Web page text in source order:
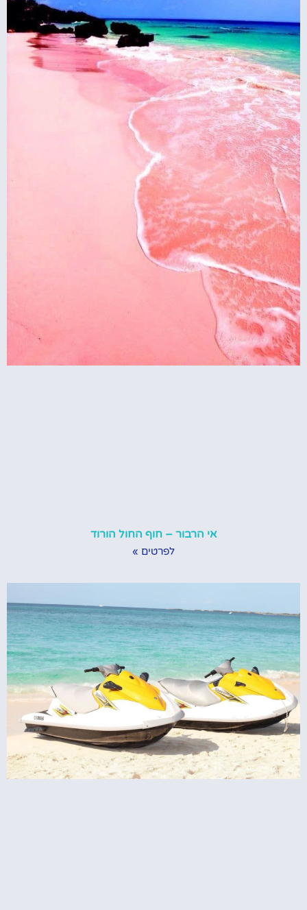
אי הרבור – חוף החול הורוד
לפרטים »